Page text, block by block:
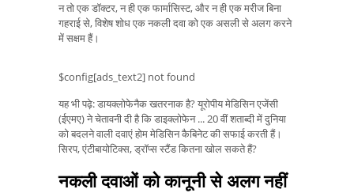
न तो एक डॉक्टर, न ही एक फार्मासिस्ट, और न ही एक मरीज बिना
गहराई से, विशेष शोध एक नकली दवा को एक असली से अलग करने
में सक्षम हैं।
$config[ads_text2] not found
यह भी पढ़े: डायक्लोफेनैक खतरनाक है? यूरोपीय मेडिसिन एजेंसी
(ईएमए) ने चेतावनी दी है कि डाइक्लोफेन ... 20 वीं शताब्दी में दुनिया
को बदलने वाली दवाएं होम मेडिसिन कैबिनेट की सफाई करती हैं।
सिरप, एंटीबायोटिक्स, ड्रॉप्स स्टैंड कितना खोल सकते हैं?
नकली दवाओं को कानूनी से अलग नहीं